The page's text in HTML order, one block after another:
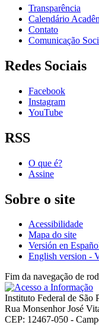
Transparência
Calendário
Contato
Comunicação
Redes Sociais
Facebook
Instagram
YouTube
RSS
O que é?
Assine
Sobre o site
Acessibilidade
Mapa do site
Versión en
English version -
Fim da navegação de
Instituto Federal de São
Rua Monsenhor José
CEP: 12467-050 -